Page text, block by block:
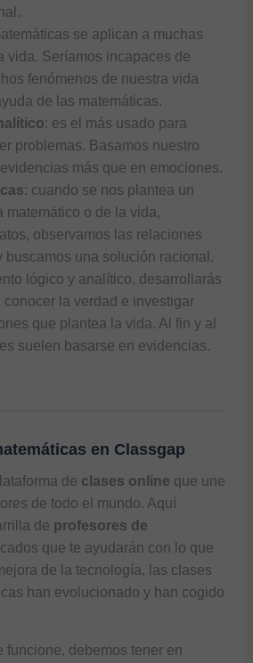
se aplican a muchas
vida. Seríamos incapaces de
fenómenos de nuestra vida
de las matemáticas.
: es el más usado para
problemas. Basamos nuestro
más que en emociones.
: cuando se nos plantea un
matemático o de la vida,
observamos las relaciones
buscamos una solución racional.
lógico y analítico, desarrollarás
la verdad e investigar
que plantea la vida. Al fin y al
suelen basarse en evidencias.
en Classgap
de clases online que une
de todo el mundo. Aquí
de profesores de
que te ayudarán con lo que
de la tecnología, las clases
han evolucionado y han cogido
funcione, debemos tener en